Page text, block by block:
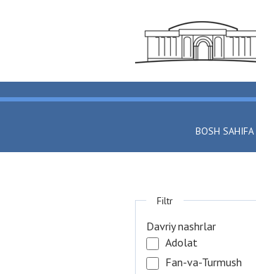
BOSH SAHIFA
Filtr
Davriy nashrlar
Adolat
Fan-va-Turmush